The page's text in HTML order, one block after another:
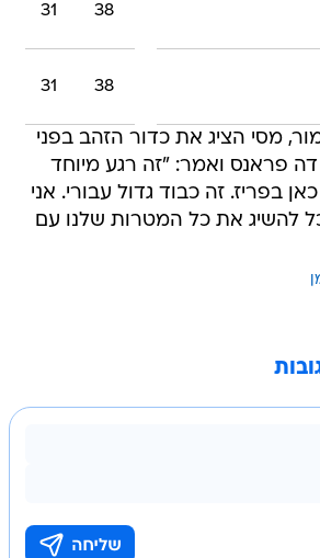
38
31
38
31
מסי הציג את כדור הזהב בפני
פראנס ואמר: "זה רגע מיוחד
בפריז. זה כבוד גדול עבורי. אני
להשיג את כל המטרות שלנו עם